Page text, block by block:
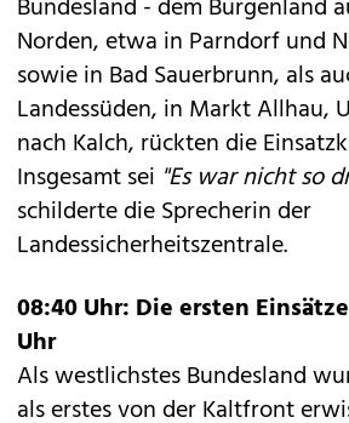
Bundesland - dem Burgenland
Norden, etwa in Parndorf und
sowie in Bad Sauerbrunn, als
Landessüden, in Markt Allhau,
nach Kalch, rückten die
Insgesamt sei "Es war nicht so
schilderte die Sprecherin der
Landessicherheitszentrale.
08:40 Uhr: Die ersten
Uhr
Als westlichstes Bundesland
als erstes von der Kaltfront